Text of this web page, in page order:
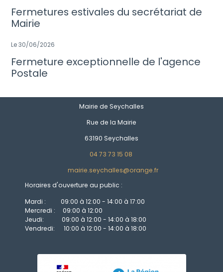
Fermetures estivales du secrétariat de
Mairie
Le 30/06/2026
Fermeture exceptionnelle de l'agence
Postale
Mairie de Seychalles
Rue de la Mairie
63190 Seychalles
04 73 73 15 08
mairie.seychalles@orange.fr
Horaires d'ouverture au public :
Mardi : 09:00 à 12:00 - 14:00 à 17:00
Mercredi : 09:00 à 12:00
Jeudi: 09:00 à 12:00 - 14:00 à 18:00
Vendredi: 10:00 à 12:00 - 14:00 à 18:00